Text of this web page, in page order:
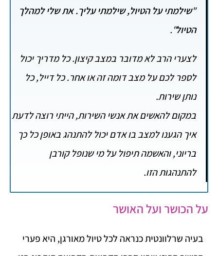
"שילמתי על הטיול, שילמתי עליך. את שלי למהלך
הטיול".
לצערי הרב לא מדובר במצב קיצון. כל מדריך יכול
לספר לכם על מצב דומה זה או אחר. כל דייל, כל
נותן שירות.
במקום להאשים את אנשי השירות, הייתי רוצה לדעת
איך הגענו למצב בו אדם יכול להתנהג באופן כל כך
בריוני, והאשמה תיפול על מי שנופל קורבן
להתנהגות הזו.
על הכושר ועל האושר
בעיה שרלוונטית כנראה לכל טיול מאורגן, היא פערי